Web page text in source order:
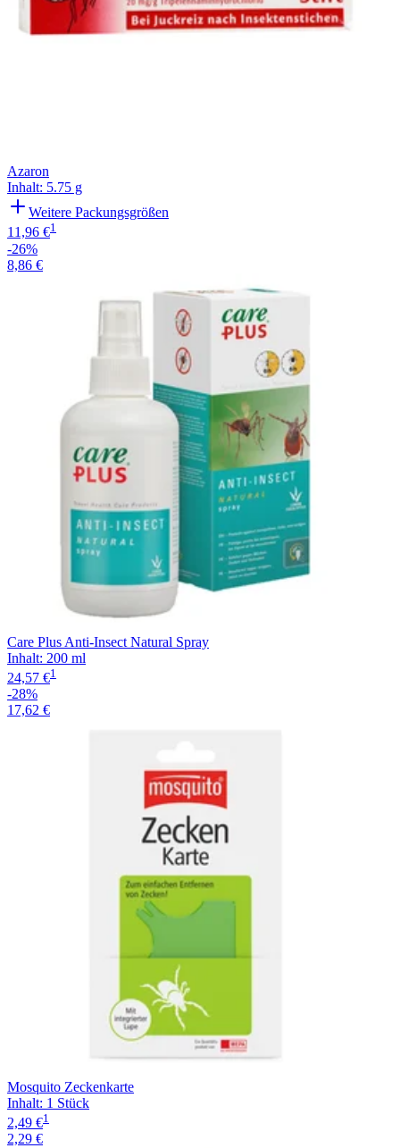
Azaron
Inhalt: 5.75 g
Weitere Packungsgrößen
11,96 €1
-26%
8,86 €
Care Plus Anti-Insect Natural Spray
Inhalt: 200 ml
24,57 €1
-28%
17,62 €
Mosquito Zeckenkarte
Inhalt: 1 Stück
2,49 €1
2,29 €